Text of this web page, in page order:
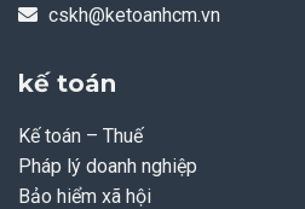
cskh@ketoanhcm.vn
kế toán
Kế toán – Thuế
Pháp lý doanh nghiệp
Bảo hiểm xã hội